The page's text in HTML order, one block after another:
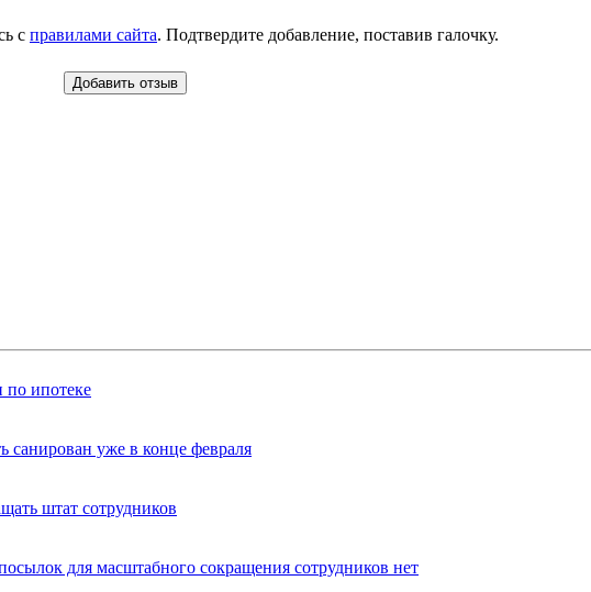
с правилами сайта. Подтвердите добавление, поставив галочку.
Добавить отзыв
по ипотеке
уже в конце февраля
штат сотрудников
для масштабного сокращения сотрудников нет